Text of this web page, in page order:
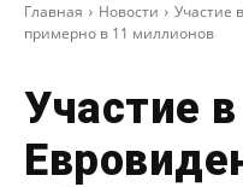
Главная Новости
Участие
примерно в 11 миллионов
Участие в